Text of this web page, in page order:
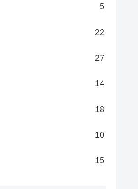
5
22
27
14
18
10
15